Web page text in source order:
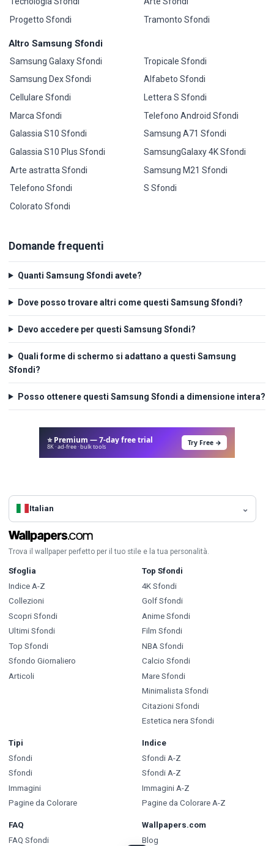
Progetto Sfondi
Tramonto Sfondi
Altro Samsung Sfondi
Samsung Galaxy Sfondi
Samsung Dex Sfondi
Cellulare Sfondi
Marca Sfondi
Galassia S10 Sfondi
Galassia S10 Plus Sfondi
Arte astratta Sfondi
Telefono Sfondi
Colorato Sfondi
Tropicale Sfondi
Alfabeto Sfondi
Lettera S Sfondi
Telefono Android Sfondi
Samsung A71 Sfondi
SamsungGalaxy 4K Sfondi
Samsung M21 Sfondi
S Sfondi
Domande frequenti
Quanti Samsung Sfondi avete?
Dove posso trovare altri come questi Samsung Sfondi?
Devo accedere per questi Samsung Sfondi?
Quali forme di schermo si adattano a questi Samsung
Sfondi?
Posso ottenere questi Samsung Sfondi a dimensione intera?
⭐ Premium — 7-day free trial
8K · ad-free · bulk tools Try Free →
Italian
Trova il wallpaper perfetto per il tuo stile e la tua personalità.
Sfoglia
Indice A-Z
Collezioni
Scopri Sfondi
Ultimi Sfondi
Top Sfondi
Sfondo Giornaliero
Articoli
Top Sfondi
4K Sfondi
Golf Sfondi
Anime Sfondi
Film Sfondi
NBA Sfondi
Calcio Sfondi
Mare Sfondi
Minimalista Sfondi
Citazioni Sfondi
Estetica nera Sfondi
Tipi
Sfondi
Sfondi
Immagini
Pagine da Colorare
Indice
Sfondi A-Z
Sfondi A-Z
Immagini A-Z
Pagine da Colorare A-Z
FAQ
FAQ Sfondi
Wallpapers.com
Blog